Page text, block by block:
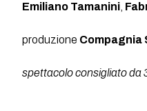
Emiliano Tamanini
produzione Compagnia
spettacolo consigliato da